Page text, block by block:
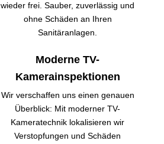
wieder frei. Sauber, zuverlässig und
ohne Schäden an Ihren
Sanitäranlagen.
Moderne TV-
Kamerainspektionen
Wir verschaffen uns einen genauen
Überblick: Mit moderner TV-
Kameratechnik lokalisieren wir
Verstopfungen und Schäden